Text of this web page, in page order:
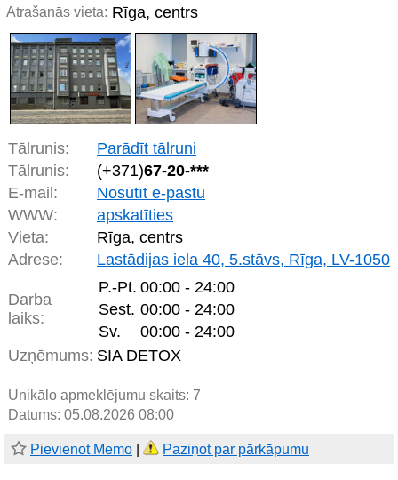
Atrašanās vieta: Rīga, centrs
Tālrunis:
Parādīt tālruni
Tālrunis:
(+371)67-20-***
E-mail:
Nosūtīt e-pastu
WWW:
apskatīties
Vieta:
Rīga, centrs
Adrese:
Lastādijas iela 40, 5.stāvs, Rīga, LV-1050
Darba
laiks:
P.-Pt. 00:00 - 24:00
Sest. 00:00 - 24:00
Sv.
00:00 - 24:00
Uzņēmums: SIA DETOX
Unikālo apmeklējumu skaits: 7
Datums: 05.08.2026 08:00
Pievienot Memo Paziņot par pārkāpumu